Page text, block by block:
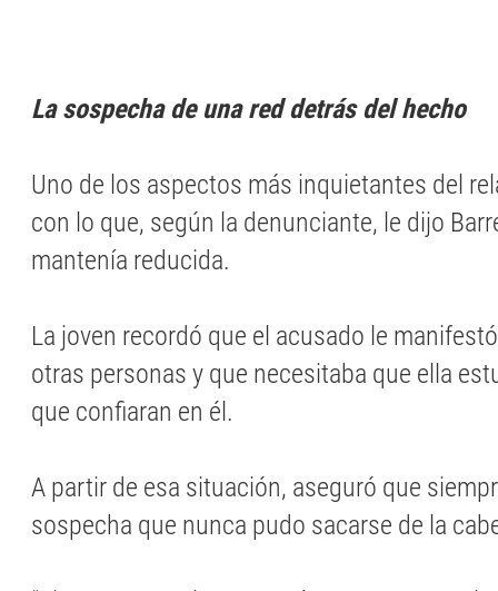
La sospecha de una red detrás del hecho
Uno de los aspectos más inquietantes del
con lo que, según la denunciante, le dijo
mantenía reducida.
La joven recordó que el acusado le
otras personas y que necesitaba que ella
que confiaran en él.
A partir de esa situación, aseguró que
sospecha que nunca pudo sacarse de la